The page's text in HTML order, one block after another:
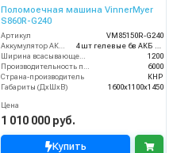
Поломоечная машина VinnerMyer
S860R-G240
Артикул
VM85150R-G240
1200
6000
Страна-производитель
КНР
Габариты (ДхШхВ)
1600х1100х1450
Цена
1 010 000 руб.
Купить